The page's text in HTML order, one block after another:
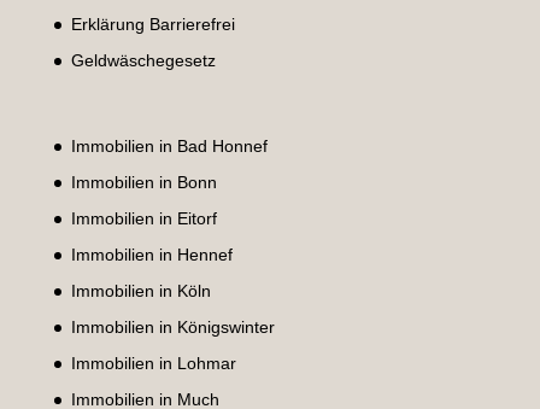
Erklärung Barrierefrei
Geldwäschegesetz
Immobilien in Bad Honnef
Immobilien in Bonn
Immobilien in Eitorf
Immobilien in Hennef
Immobilien in Köln
Immobilien in Königswinter
Immobilien in Lohmar
Immobilien in Much